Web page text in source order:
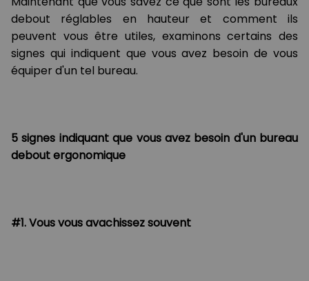
debout réglables en hauteur et comment ils
peuvent vous être utiles, examinons certains des
signes qui indiquent que vous avez besoin de vous
équiper d'un tel bureau.
5 signes indiquant que vous avez besoin d'un bureau
debout ergonomique
#1. Vous vous avachissez souvent